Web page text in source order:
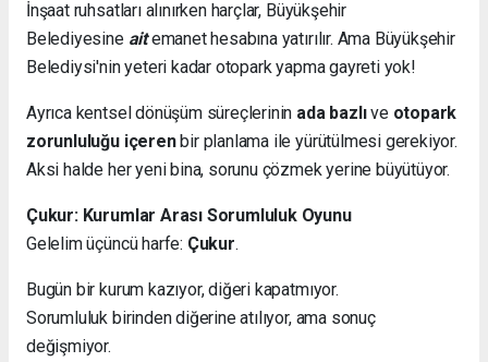
İnşaat ruhsatları alınırken harçlar, Büyükşehir
Belediyesine aitemanet hesabına yatırılır. Ama Büyükşehir
Belediysi'nin yeteri kadar otopark yapma gayreti yok!
Ayrıca kentsel dönüşüm süreçlerinin ada bazlıve otopark
zorunluluğu içerenbir planlama ile yürütülmesi gerekiyor.
Aksi halde her yeni bina, sorunu çözmek yerine büyütüyor.
Çukur: Kurumlar Arası Sorumluluk Oyunu
Gelelim üçüncü harfe: Çukur.
Bugün bir kurum kazıyor, diğeri kapatmıyor.
Sorumluluk birinden diğerine atılıyor, ama sonuç
değişmiyor.